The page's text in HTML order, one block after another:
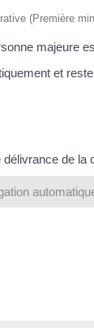
(Première
majeure
et
de la